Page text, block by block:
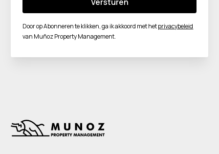
Door op Abonneren te klikken, ga ik akkoord met hetprivacybeleid
van Muñoz Property Management.